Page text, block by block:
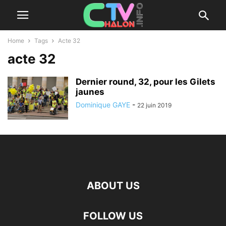
Home Tags Acte 32
acte 32
Dernier round, 32, pour les Gilets
jaunes
Dominique GAYE - 22 juin 2019
ABOUT US
FOLLOW US